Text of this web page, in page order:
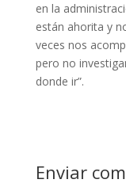
en la
están ahorita y
veces nos
pero no
donde ir”.
Enviar